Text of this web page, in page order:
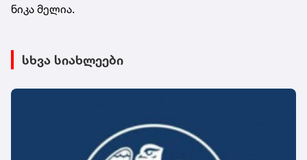
ნიკა მელია.
სხვა სიახლეები